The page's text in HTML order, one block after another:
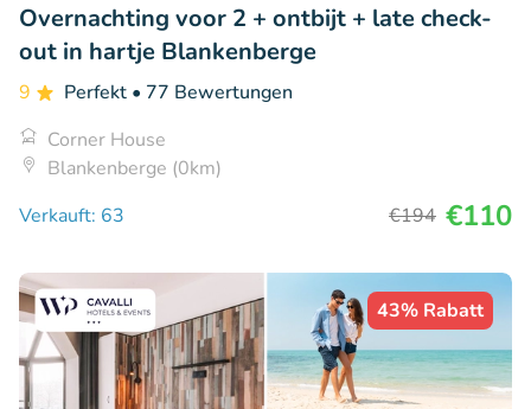
Overnachting voor 2 + ontbijt + late check-
out in hartje Blankenberge
9 Perfekt • 77 Bewertungen
Corner House
Blankenberge (0km)
Verkauft: 63
€194 €110
43% Rabatt